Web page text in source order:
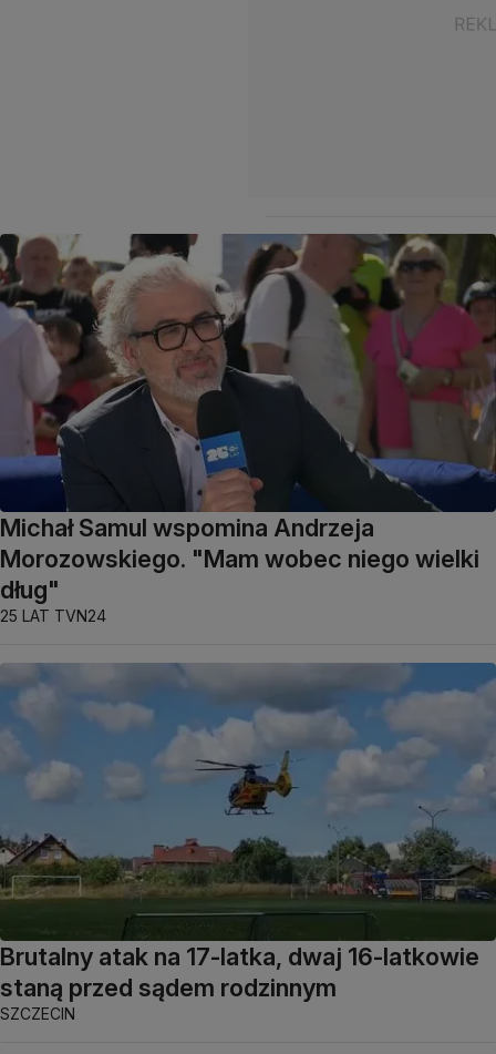
Michał Samul wspomina Andrzeja
Morozowskiego. "Mam wobec niego wielki
dług"
25 LAT TVN24
Brutalny atak na 17-latka, dwaj 16-latkowie
staną przed sądem rodzinnym
SZCZECIN